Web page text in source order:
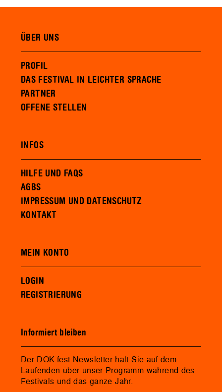
ÜBER UNS
PROFIL
DAS FESTIVAL IN LEICHTER SPRACHE
PARTNER
OFFENE STELLEN
INFOS
HILFE UND FAQS
AGBS
IMPRESSUM UND DATENSCHUTZ
KONTAKT
MEIN KONTO
LOGIN
REGISTRIERUNG
Informiert bleiben
Der DOK.fest Newsletter hält Sie auf dem
Laufenden über unser Programm während des
Festivals und das ganze Jahr.